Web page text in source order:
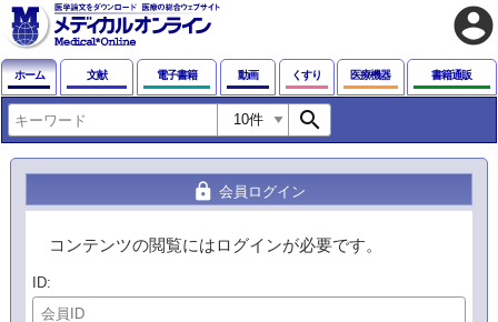
account_circle
ホーム 文献 電子書籍 動画 くすり 医療機器 書籍通販
search
lock 会員ログイン
コンテンツの閲覧にはログインが必要です。
ID